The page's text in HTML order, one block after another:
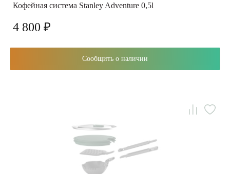
Кофейная система Stanley Adventure 0,5l
4 800 ₽
Сообщить о наличии